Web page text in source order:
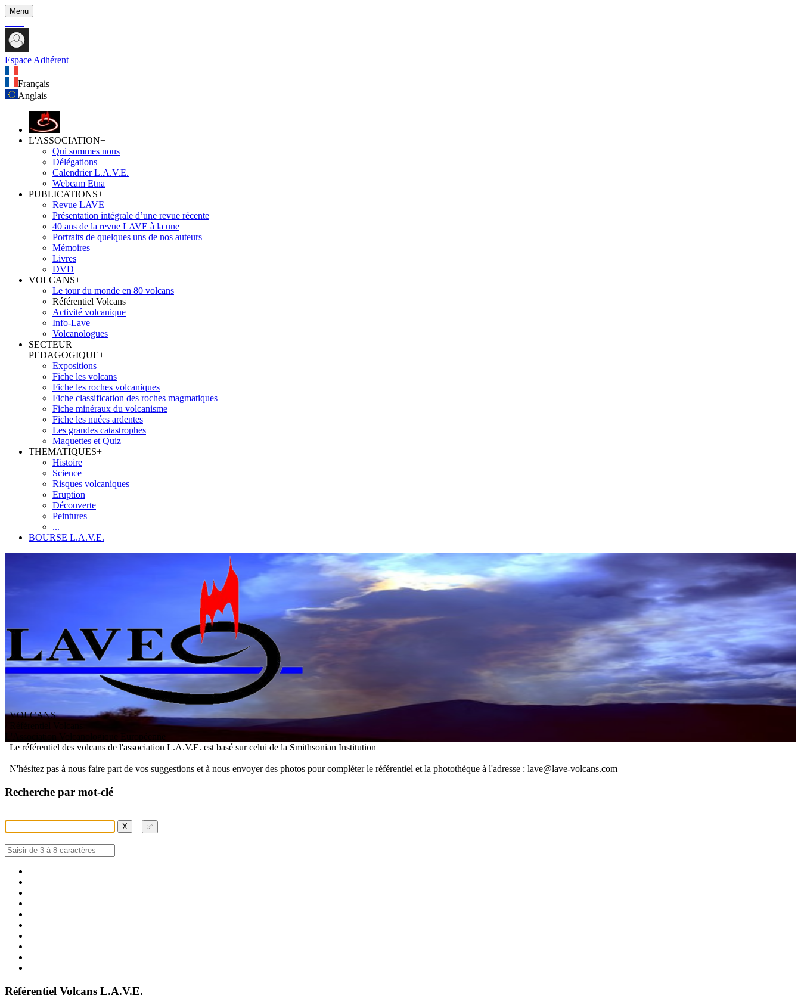
Menu
Espace Adhérent
Français
Anglais
L'ASSOCIATION+
Qui sommes nous
Délégations
Calendrier L.A.V.E.
Webcam Etna
PUBLICATIONS+
Revue LAVE
Présentation intégrale d’une revue récente
40 ans de la revue LAVE à la une
Portraits de quelques uns de nos auteurs
Mémoires
Livres
DVD
VOLCANS+
Le tour du monde en 80 volcans
Référentiel Volcans
Activité volcanique
Info-Lave
Volcanologues
SECTEUR
PEDAGOGIQUE+
Expositions
Fiche les volcans
Fiche les roches volcaniques
Fiche classification des roches magmatiques
Fiche minéraux du volcanisme
Fiche les nuées ardentes
Les grandes catastrophes
Maquettes et Quiz
THEMATIQUES+
Histoire
Science
Risques volcaniques
Eruption
Découverte
Peintures
...
BOURSE L.A.V.E.
VOLCANS
olcanologique
Le référentiel des volcans de l'association L.A.V.E. est basé sur celui de la Smithsonian Institution
N'hésitez pas à nous faire part de vos suggestions et à nous envoyer des photos pour compléter le référentiel et la photothèque à l'adresse : lave@lave-volcans.com
Recherche par mot-clé
X ✅
Référentiel Volcans L.A.V.E.